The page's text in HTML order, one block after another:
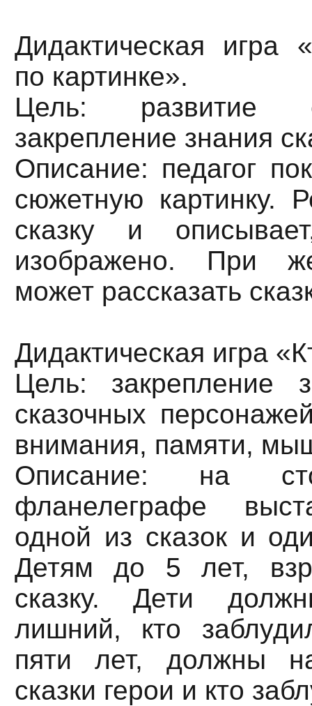
Дидактическая игра
по картинке».
Цель: развитие
закрепление знания
Описание: педагог
сюжетную картинку.
сказку и
изображено. При
может рассказать
Дидактическая игра
Цель: закрепление
сказочных
внимания, памяти,
Описание: на
фланелеграфе
одной из сказок и
Детям до 5 лет,
сказку. Дети
лишний, кто
пяти лет, должны
сказки герои и кто